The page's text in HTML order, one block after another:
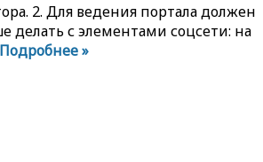
2. Для ведения портала должен
делать с элементами соцсети: на
Подробнее »